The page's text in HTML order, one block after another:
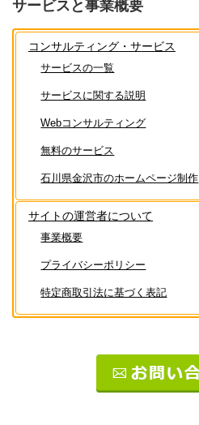
サービスと事業概要
コンサルティング・サービス
サービスの一覧
サービスに関する説明
Webコンサルティング
無料のサービス
石川県金沢市のホームページ制作
サイトの運営者について
事業概要
プライバシーポリシー
特定商取引法に基づく表記